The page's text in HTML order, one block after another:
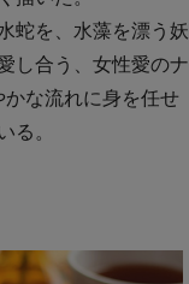
蛇を、水藻を漂う妖
し合う、女性愛のナ
な流れに身を任せ
る。